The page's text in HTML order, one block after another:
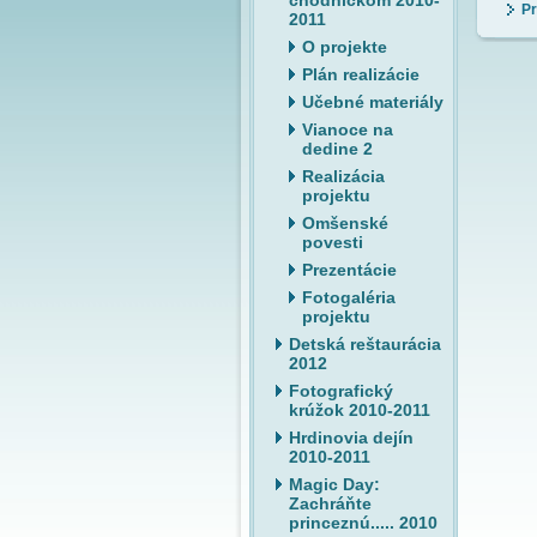
2011
O projekte
Plán realizácie
Učebné materiály
Vianoce na
dedine 2
Realizácia
projektu
Omšenské
povesti
Prezentácie
Fotogaléria
projektu
Detská reštaurácia
2012
Fotografický
krúžok 2010-2011
Hrdinovia dejín
2010-2011
Magic Day:
Zachráňte
princeznú..... 2010